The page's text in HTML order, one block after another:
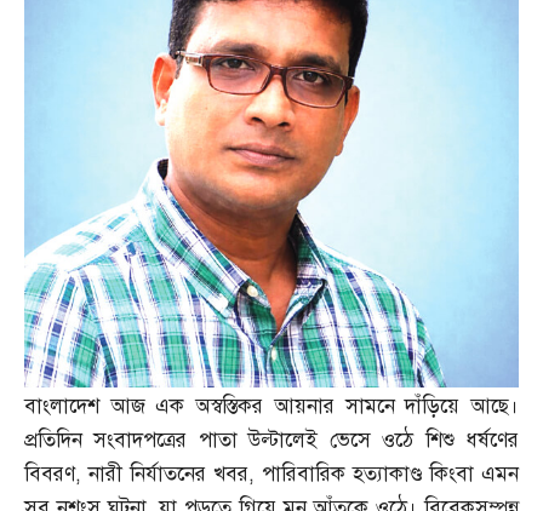
বাংলাদেশ আজ এক অস্বস্তিকর আয়নার সামনে দাঁড়িয়ে আছে।
প্রতিদিন সংবাদপত্রের পাতা উল্টালেই ভেসে ওঠে শিশু ধর্ষণের
বিবরণ,নারী নির্যাতনের খবর, পারিবারিক হত্যাকাণ্ড কিংবা এমন